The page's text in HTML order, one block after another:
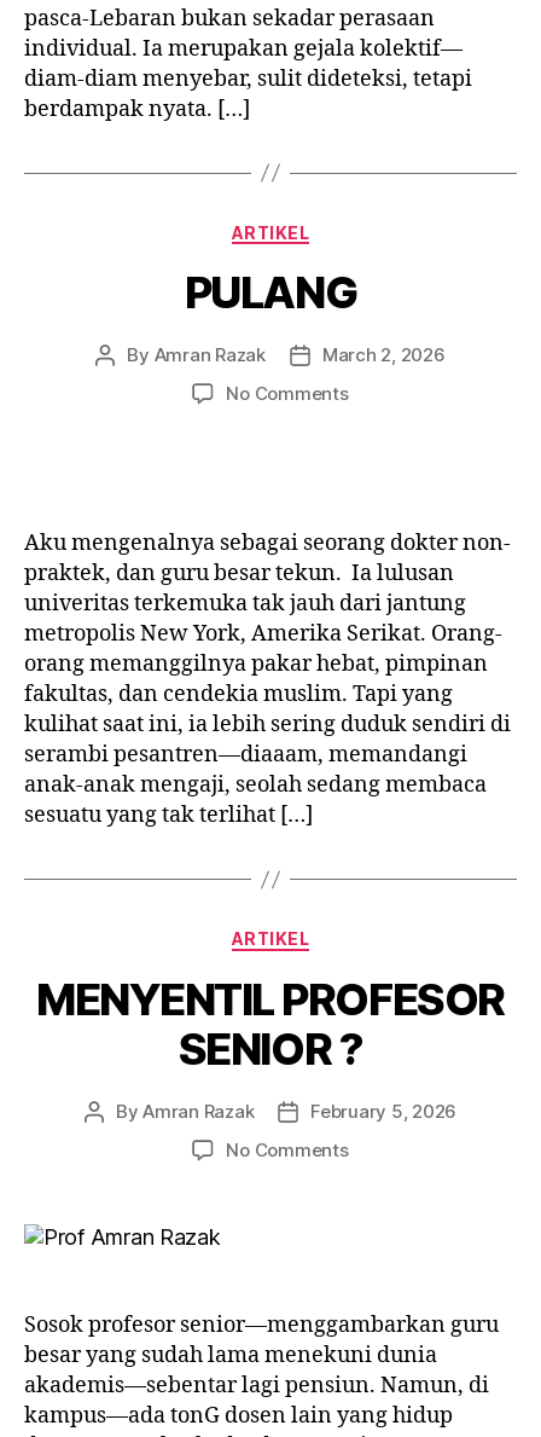
pasca-Lebaran bukan sekadar perasaan
individual. Ia merupakan gejala kolektif—
diam-diam menyebar, sulit dideteksi, tetapi
berdampak nyata. […]
Categories
ARTIKEL
PULANG
Post
By Amran Razak
Post
date
March 2, 2026
No Commentson
Aku mengenalnya sebagai seorang dokter non-
praktek, dan guru besar tekun. Ia lulusan
univeritas terkemuka tak jauh dari jantung
metropolis New York, Amerika Serikat. Orang-
orang memanggilnya pakar hebat, pimpinan
fakultas, dan cendekia muslim. Tapi yang
kulihat saat ini, ia lebih sering duduk sendiri di
serambi pesantren—diaaam, memandangi
anak-anak mengaji, seolah sedang membaca
sesuatu yang tak terlihat […]
Categories
ARTIKEL
MENYENTIL PROFESOR
SENIOR ?
PostByAmran Razak
PostFebruary 5, 2026
No Commentson
Sosok profesor senior—menggambarkan guru
besar yang sudah lama menekuni dunia
akademis—sebentar lagi pensiun. Namun, di
kampus—ada tonG dosen lain yang hidup